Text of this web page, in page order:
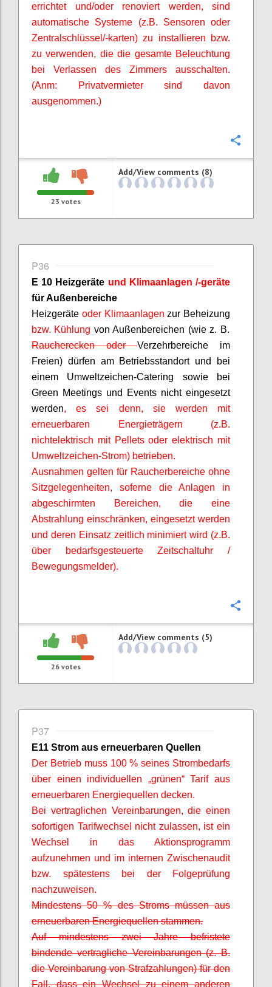
errichtet und/oder renoviert werden, sind
automatische Systeme (z.B. Sensoren oder
Zentralschlüssel/-karten) zu installieren bzw.
zu verwenden, die die gesamte Beleuchtung
bei Verlassen des Zimmers ausschalten.
(Anm: Privatvermieter sind davon
ausgenommen.)
23 votes
Add/View comments (8)
P36
E 10 Heizgeräte und Klimaanlagen /-geräte
für Außenbereiche
Heizgeräte oder Klimaanlagenzur Beheizung
bzw. Kühlung von Außenbereichen (wie z. B.
Raucherecken oderVerzehrbereiche im
Freien) dürfen am Betriebsstandort und bei
einem Umweltzeichen-Catering sowie bei
Green Meetings und Events nicht eingesetzt
werden, es sei denn, sie werden mit
erneuerbaren Energieträgern (z.B.
nichtelektrisch mit Pellets oder elektrisch mit
Umweltzeichen-Strom) betrieben.
Ausnahmen gelten für Raucherbereiche ohne
Sitzgelegenheiten, sofernedie Anlagen in
abgeschirmten Bereichen, die eine
Abstrahlung einschränken, eingesetzt werden
und deren Einsatz zeitlich minimiert wird (z.B.
über bedarfsgesteuerte Zeitschaltuhr /
Bewegungsmelder).
26votes
Add/View comments (5)
P37
E11 Strom aus erneuerbaren Quellen
Der Betrieb muss 100 % seines Strombedarfs
über einen individuellen „grünen“ Tarif aus
erneuerbaren Energiequellen decken.
Bei vertraglichen Vereinbarungen, die einen
sofortigen Tarifwechsel nicht zulassen, ist ein
Wechsel in das Aktionsprogramm
aufzunehmen und im internen Zwischenaudit
bzw. spätestens bei der Folgeprüfung
nachzuweisen.
Mindestens 50 % des Stroms müssen aus
erneuerbaren Energiequellen stammen.
Auf mindestens zwei Jahre befristete
bindende vertragliche Vereinbarungen (z. B.
die Vereinbarung von Strafzahlungen) für den
Fall, dass ein Wechsel zu einem anderen